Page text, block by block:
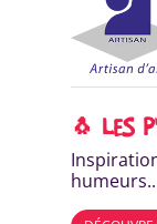
🐧 LES